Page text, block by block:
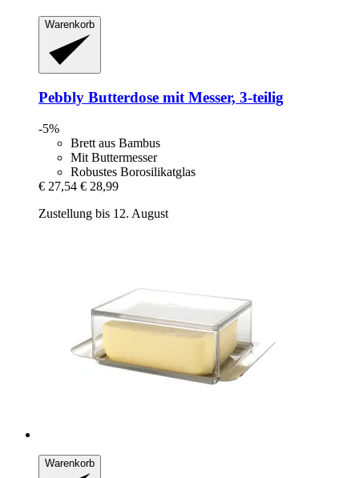
Warenkorb
Pebbly Butterdose mit Messer, 3-​teilig
-5%
Brett aus Bambus
Mit Buttermesser
Robustes Borosilikatglas
€ 27,54 € 28,99
Zustellung bis 12. August
Warenkorb